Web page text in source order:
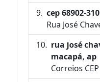
cep 68902-
Rua José
rua josé
macapá, ap
Correios